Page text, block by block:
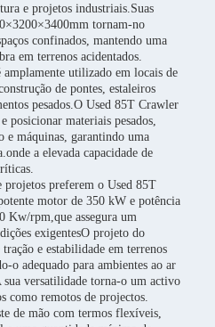
e projetos industriais.Suas
tornam-no
confinados, mantendo uma
em terrenos acidentados.
amplamente utilizado em locais de
de pontes, estaleiros
pesados.O Used 85T Crawler
posicionar materiais pesados,
e máquinas, garantindo uma
a elevada capacidade de
projetos preferem o Used 85T
motor de 350 kW e potência
Kw/rpm,que assegura um
exigentesO projeto do
e estabilidade em terrenos
o adequado para ambientes ao ar
versatilidade torna-o um activo
como remotos de projectos.
de mão com termos flexíveis,